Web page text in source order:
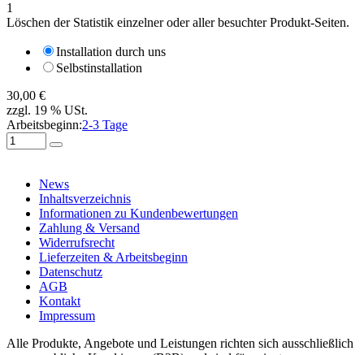
1
Löschen der Statistik einzelner oder aller besuchter Produkt-Seiten.
Installation durch uns
Selbstinstallation
30,00 €
zzgl. 19 % USt.
Arbeitsbeginn:2-3 Tage
News
Inhaltsverzeichnis
Informationen zu Kundenbewertungen
Zahlung & Versand
Widerrufsrecht
Lieferzeiten & Arbeitsbeginn
Datenschutz
AGB
Kontakt
Impressum
Alle Produkte, Angebote und Leistungen richten sich ausschließlich